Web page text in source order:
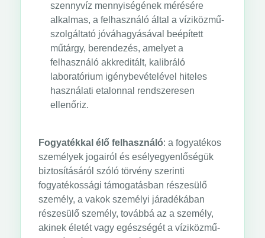
szennyvíz mennyiségének mérésére
alkalmas, a felhasználó által a víziközmű-
szolgáltató jóváhagyásával beépített
műtárgy, berendezés, amelyet a
felhasználó akkreditált, kalibráló
laboratórium igénybevételével hiteles
használati etalonnal rendszeresen
ellenőriz.
Fogyatékkal élő felhasználó: a fogyatékos
személyek jogairól és esélyegyenlőségük
biztosításáról szóló törvény szerinti
fogyatékossági támogatásban részesülő
személy, a vakok személyi járadékában
részesülő személy, továbbá az a személy,
akinek életét vagy egészségét a víziközmű-